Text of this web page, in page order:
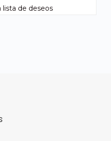
lista de deseos